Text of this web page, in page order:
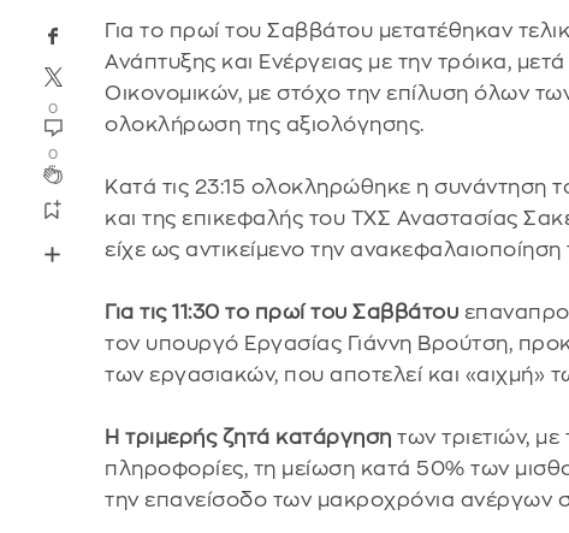
0
0
Για το πρωί του Σαββάτου μετατέθηκαν
Ανάπτυξης και Ενέργειας με την τρόικα,
Οικονομικών, με στόχο την επίλυση όλων
ολοκλήρωση της αξιολόγησης.
Κατά τις 23:15 ολοκληρώθηκε η συνάντηση
και της επικεφαλής του ΤΧΣ Αναστασίας
είχε ως αντικείμενο την
Για τις 11:30 το πρωί του Σαββάτου
τον υπουργό Εργασίας Γιάννη Βρούτση,
των εργασιακών, που αποτελεί και «αιχμή»
Η τριμερής ζητά κατάργηση των τριετιών,
πληροφορίες, τη μείωση κατά 50% των
την επανείσοδο των μακροχρόνια ανέργων